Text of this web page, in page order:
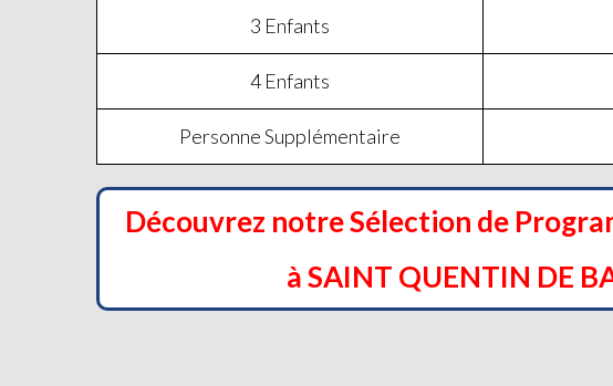
3 Enfants
4 Enfants
Personne Supplémentaire
Découvrez notre Sélection de
à SAINT QUENTIN DE